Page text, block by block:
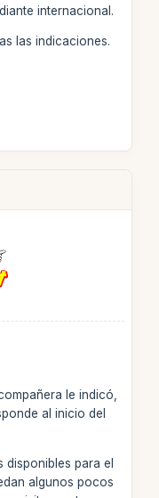
internacional.
las indicaciones.
le indicó,
al inicio del
disponibles para el
algunos pocos